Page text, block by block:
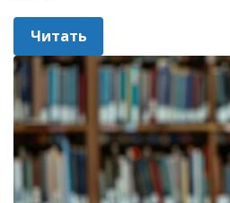
Читать